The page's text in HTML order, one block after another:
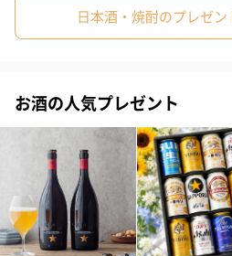
日本酒・焼酎のプレゼ
お酒の人気プレゼント